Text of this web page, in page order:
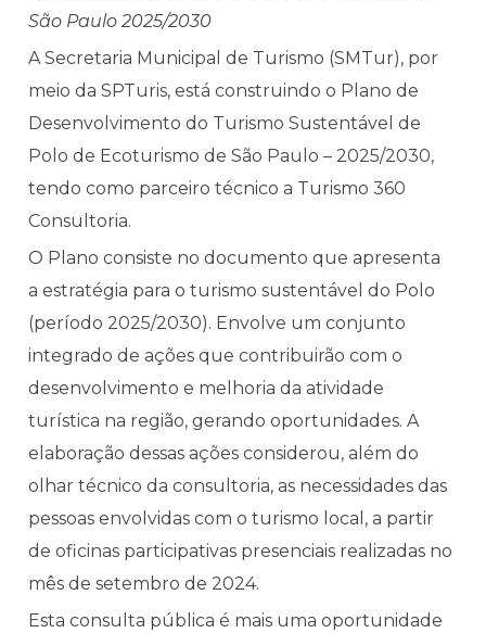
São Paulo 2025/2030
A Secretaria Municipal de Turismo (SMTur), por
meio da SPTuris, está construindo o Plano de
Desenvolvimento do Turismo Sustentável de
Polo de Ecoturismo de São Paulo – 2025/2030,
tendo como parceiro técnico a Turismo 360
Consultoria.
O Plano consiste no documento que apresenta
a estratégia para o turismo sustentável do Polo
(período 2025/2030). Envolve um conjunto
integrado de ações que contribuirão com o
desenvolvimento e melhoria da atividade
turística na região, gerando oportunidades. A
elaboração dessas ações considerou, além do
olhar técnico da consultoria, as necessidades das
pessoas envolvidas com o turismo local, a partir
de oficinas participativas presenciais realizadas no
mês de setembro de 2024.
Esta consulta pública é mais uma oportunidade